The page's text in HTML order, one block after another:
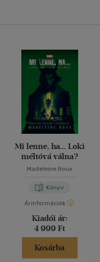
Mi lenne, ha... Loki
méltóvá válna?
Madeleine Roux
Könyv
Árinformációk
Kiadói ár:
4 999 Ft
Kosárba